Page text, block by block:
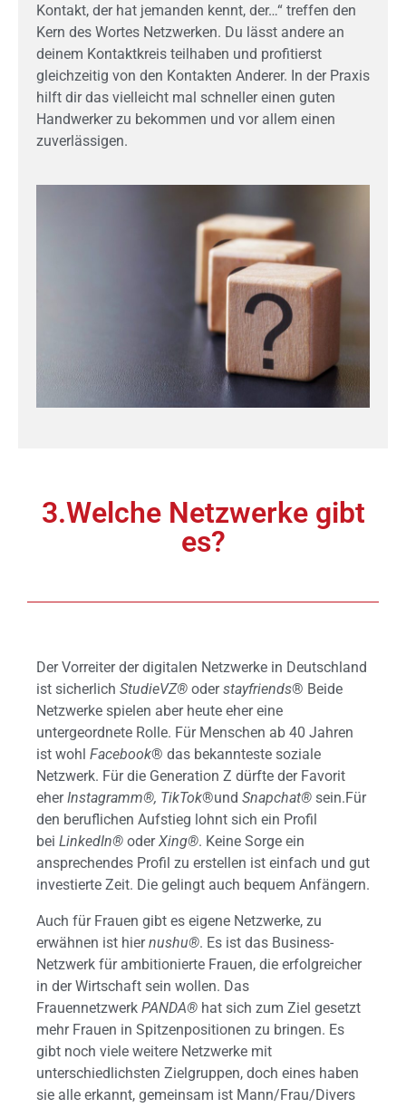
Kontakt, der hat jemanden kennt, der…“ treffen den
Kern des Wortes Netzwerken. Du lässt andere an
deinem Kontaktkreis teilhaben und profitierst
gleichzeitig von den Kontakten Anderer. In der Praxis
hilft dir das vielleicht mal schneller einen guten
Handwerker zu bekommen und vor allem einen
zuverlässigen.
3.Welche Netzwerke gibt
es?
Der Vorreiter der digitalen Netzwerke in Deutschland
ist sicherlich StudieVZ® oderstayfriends® Beide
Netzwerke spielen aber heute eher eine
untergeordnete Rolle. Für Menschen ab 40 Jahren
ist wohl Facebook® das bekannteste soziale
Netzwerk. Für die Generation Z dürfte der Favorit
eherInstagramm®, TikTok®und Snapchat® sein.Für
den beruflichen Aufstieg lohnt sich ein Profil
bei LinkedIn® oderXing®. Keine Sorge ein
ansprechendes Profil zu erstellen ist einfach und gut
investierte Zeit. Die gelingt auch bequem Anfängern.
Auch für Frauen gibt es eigene Netzwerke, zu
erwähnen ist hiernushu®. Es ist das Business-
Netzwerk für ambitionierte Frauen, die erfolgreicher
in der Wirtschaft sein wollen. Das
Frauennetzwerk PANDA® hat sich zum Ziel gesetzt
mehr Frauen in Spitzenpositionen zu bringen. Es
gibt noch viele weitere Netzwerke mit
unterschiedlichsten Zielgruppen, doch eines haben
sie alle erkannt, gemeinsam ist Mann/Frau/Divers